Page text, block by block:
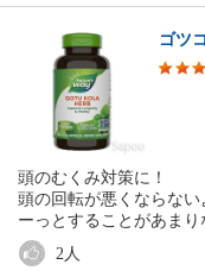
ゴツ
頭のむくみ対策に！
頭の回転が悪くならな
ーっとすることがあまり
2人